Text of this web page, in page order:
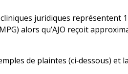
cliniques juridiques
alors qu’AJO reçoit
de plaintes (ci‑dessous) et